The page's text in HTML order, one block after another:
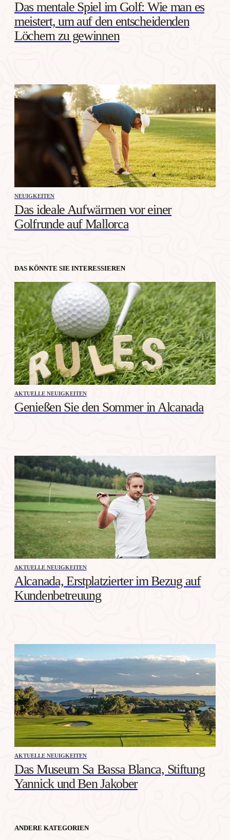
Das mentale Spiel im Golf: Wie man es
meistert, um auf den entscheidenden
Löchern zu gewinnen
NEUIGKEITEN
Das ideale Aufwärmen vor einer
Golfrunde auf Mallorca
DAS KÖNNTE SIE INTERESSIEREN
AKTUELLE NEUIGKEITEN
Genießen Sie den Sommer in Alcanada
AKTUELLE NEUIGKEITEN
Alcanada, Erstplatzierter im Bezug auf
Kundenbetreuung
AKTUELLE NEUIGKEITEN
Das Museum Sa Bassa Blanca, Stiftung
Yannick und Ben Jakober
ANDERE KATEGORIEN